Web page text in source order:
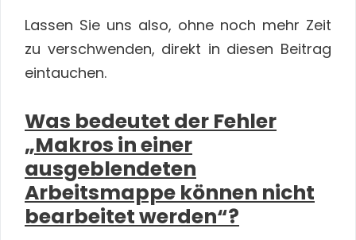
Lassen Sie uns also, ohne noch mehr Zeit
zu verschwenden, direkt in diesen Beitrag
eintauchen.
Was bedeutet der Fehler
„Makros in einer
ausgeblendeten
Arbeitsmappe können nicht
bearbeitet werden“?